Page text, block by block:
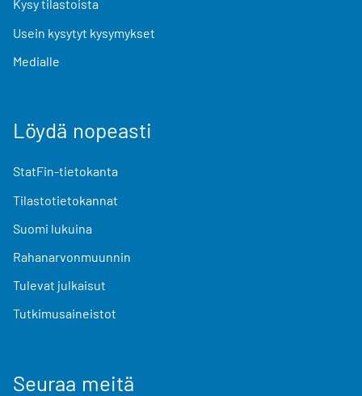
Kysy tilastoista
Usein kysytyt kysymykset
Medialle
Löydä nopeasti
StatFin-tietokanta
Tilastotietokannat
Suomi lukuina
Rahanarvonmuunnin
Tulevat julkaisut
Tutkimusaineistot
Seuraa meitä